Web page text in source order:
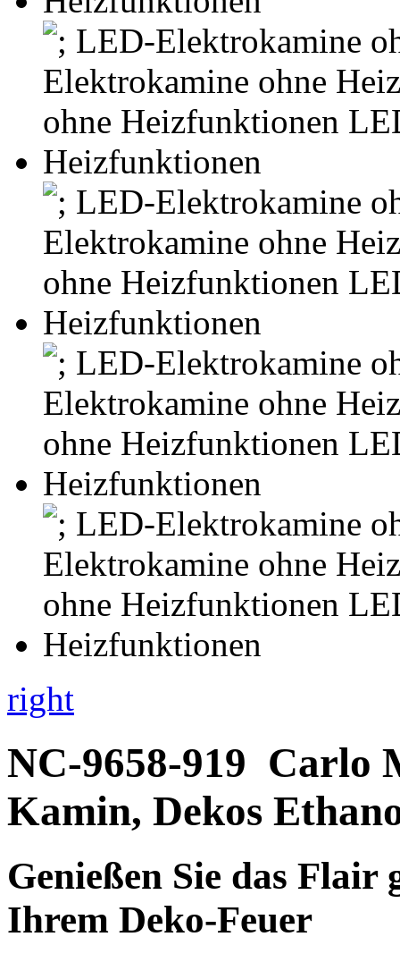
right
NC-9658-919 Carlo
Kamin, Dekos
Genießen Sie das
Ihrem Deko-Feuer